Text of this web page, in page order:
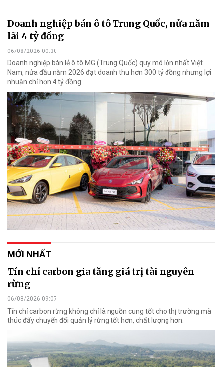
Doanh nghiệp bán ô tô Trung Quốc, nửa năm
lãi 4 tỷ đồng
06/08/2026 00:30
Doanh nghiệp bán lẻ ô tô MG (Trung Quốc) quy mô lớn nhất Việt
Nam, nửa đầu năm 2026 đạt doanh thu hơn 300 tỷ đồng nhưng lợi
nhuận chỉ hơn 4 tỷ đồng.
MỚI NHẤT
Tín chỉ carbon gia tăng giá trị tài nguyên
rừng
06/08/2026 09:07
Tín chỉ carbon rừng không chỉ là nguồn cung tốt cho thị trường mà
thúc đẩy chuyển đổi quản lý rừng tốt hơn, chất lượng hơn.